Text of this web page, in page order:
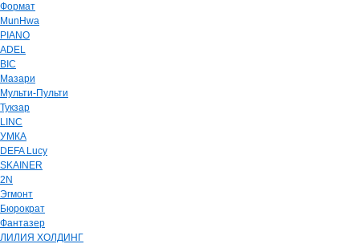
Формат
MunHwa
PIANO
ADEL
BIC
Мазари
Мульти-Пульти
Тукзар
LINC
УМКА
DEFA Lucy
SKAINER
2N
Эгмонт
Бюрократ
Фантазер
ЛИЛИЯ ХОЛДИНГ